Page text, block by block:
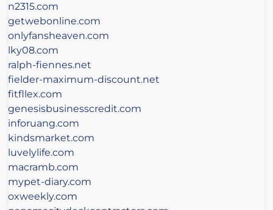
n2315.com
getwebonline.com
onlyfansheaven.com
lky08.com
ralph-fiennes.net
fielder-maximum-discount.net
fitfllex.com
genesisbusinesscredit.com
inforuang.com
kindsmarket.com
luvelylife.com
macramb.com
mypet-diary.com
oxweekly.com